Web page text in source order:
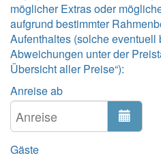
möglicher Extras oder
aufgrund bestimmter
Aufenthaltes (solche eventuell
Abweichungen unter der
Übersicht aller Preise“):
Anreise ab
Gäste